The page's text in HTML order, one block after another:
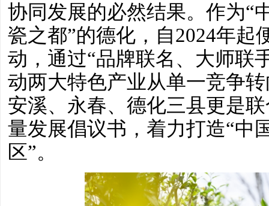
协同发展的必然结果。作为“
瓷之都”的德化，自2024年起
动，通过“品牌联名、大师联
动两大特色产业从单一竞争
安溪、永春、德化三县更是
量发展倡议书，着力打造“中
区”。